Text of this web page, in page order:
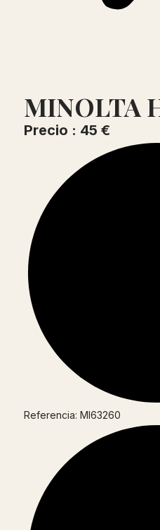
MINOLTA
Precio : 45 €
Referencia: MI63260